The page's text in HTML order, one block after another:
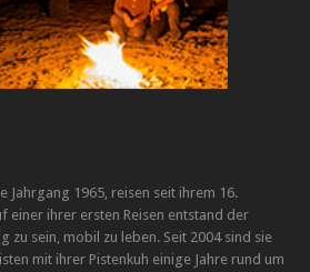
Jahrgang 1965, reisen seit ihrem 16.
einer ihrer ersten Reisen entstand der
zu sein, mobil zu leben. Seit 2004 sind sie
mit ihrer Pistenkuh einige Jahre rund um